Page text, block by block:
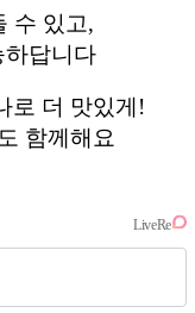
수 있고,
하답니다
로 더 맛있게!
함께해요